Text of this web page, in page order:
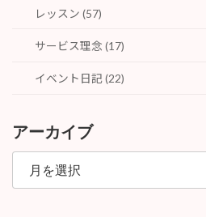
レッスン (57)
サービス理念 (17)
イベント日記 (22)
アーカイブ
ア
カ